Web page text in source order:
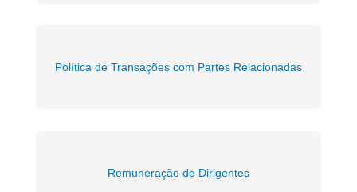
Política de Transações com Partes Relacionadas
Remuneração de Dirigentes